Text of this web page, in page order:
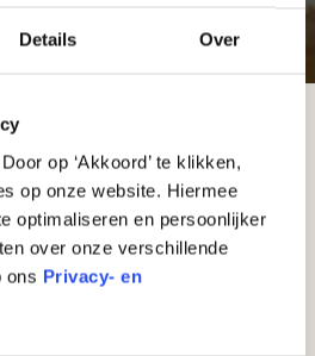
Details Over
op ‘Akkoord’ te klikken,
op onze website. Hiermee
optimaliseren en persoonlijker
over onze verschillende
ons Privacy- en
is?
jurken en mantels met échte
stof heetgoudlaken.
van zijde of linnen. Daar
laagje goud omheen. Als